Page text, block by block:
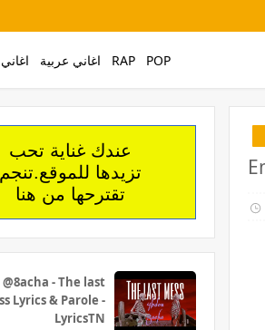
اغاني عربية RAP POP
عندك غناية تحب
تزيدها للموقع.تنجم
تقترحها من هنا
- The last
Lyrics & Parole -
LyricsTN